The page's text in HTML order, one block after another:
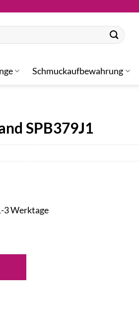
Schmuckaufbewahrung
SPB379J1
3 Werktage